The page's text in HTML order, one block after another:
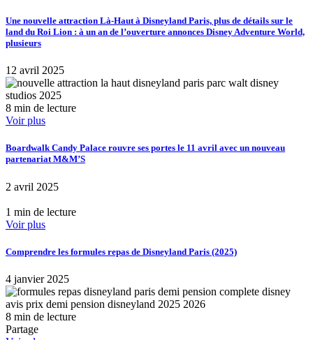
Une nouvelle attraction Là-Haut à Disneyland Paris, plus de détails sur le
land du Roi Lion : à un an de l’ouverture annonces Disney Adventure World,
plusieurs
12 avril 2025
8 min de lecture
Voir plus
Boardwalk Candy Palace rouvre ses portes le 11 avril avec un nouveau
partenariat M&M’S
2 avril 2025
1 min de lecture
Voir plus
Comprendre les formules repas de Disneyland Paris (2025)
4 janvier 2025
8 min de lecture
Partage